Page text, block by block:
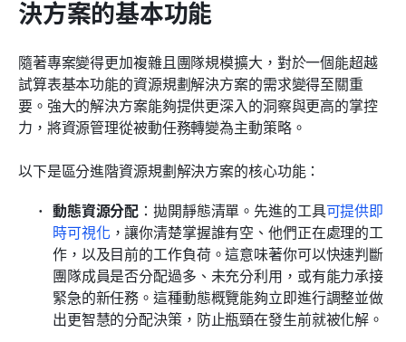
決方案的基本功能
隨著專案變得更加複雜且團隊規模擴大，對於一個能超越
試算表基本功能的資源規劃解決方案的需求變得至關重
要。強大的解決方案能夠提供更深入的洞察與更高的掌控
力，將資源管理從被動任務轉變為主動策略。
以下是區分進階資源規劃解決方案的核心功能：
動態資源分配 ：拋開靜態清單。先進的工具可提供即
時可視化 ，讓你清楚掌握誰有空、他們正在處理的工
作，以及目前的工作負荷。這意味著你可以快速判斷
團隊成員是否分配過多、未充分利用，或有能力承接
緊急的新任務。這種動態概覽能夠立即進行調整並做
出更智慧的分配決策，防止瓶頸在發生前就被化解。